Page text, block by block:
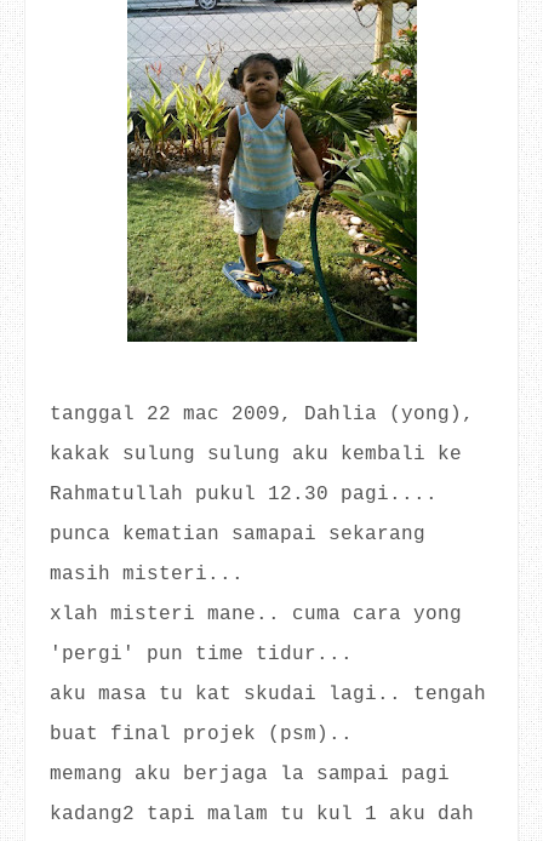
tanggal 22 mac 2009, Dahlia (yong),
kakak sulung sulung aku kembali ke
Rahmatullah pukul 12.30 pagi....
punca kematian samapai sekarang
masih misteri...
xlah misteri mane.. cuma cara yong
'pergi' pun time tidur...
aku masa tu kat skudai lagi.. tengah
buat final projek (psm)..
memang aku berjaga la sampai pagi
kadang2 tapi malam tu kul 1 aku dah